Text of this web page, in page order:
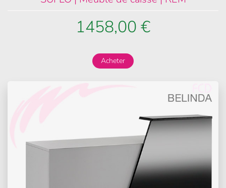
1458,00 €
Acheter